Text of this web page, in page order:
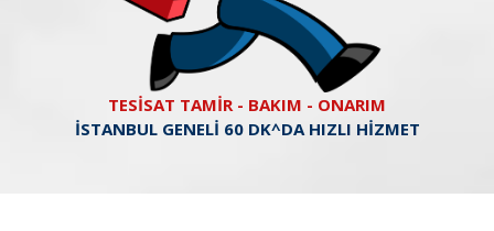
TESİSAT TAMİR - BAKIM - ONARIM
İSTANBUL GENELİ 60 DK^DA HIZLI HİZMET